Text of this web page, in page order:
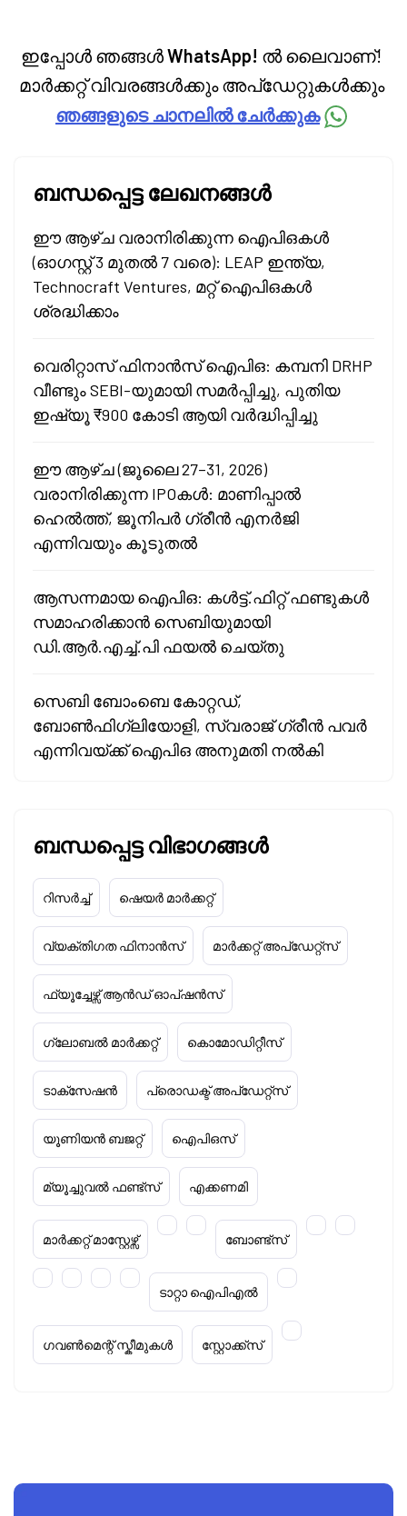
ഇപ്പോൾ ഞങ്ങൾWhatsApp! ൽ ലൈവാണ്!
മാർക്കറ്റ് വിവരങ്ങൾക്കും അപ്‌ഡേറ്റുകൾക്കും
ഞങ്ങളുടെ ചാനലിൽ ചേർക്കുക
ബന്ധപ്പെട്ട ലേഖനങ്ങൾ
ഈ ആഴ്ച വരാനിരിക്കുന്ന ഐപിഒകൾ
(ഓഗസ്റ്റ് 3 മുതൽ 7 വരെ): LEAP ഇന്ത്യ,
Technocraft Ventures, മറ്റ് ഐപിഒകൾ
ശ്രദ്ധിക്കാം
വെരിറ്റാസ് ഫിനാൻസ് ഐപിഒ: കമ്പനി DRHP
വീണ്ടും SEBI-യുമായി സമർപ്പിച്ചു, പുതിയ
ഇഷ്യൂ ₹900 കോടി ആയി വർദ്ധിപ്പിച്ചു
ഈ ആഴ്ച (ജൂലൈ 27–31, 2026)
വരാനിരിക്കുന്ന IPOകൾ: മാണിപ്പാൽ
ഹെൽത്ത്, ജൂനിപർ ഗ്രീൻ എനർജി
എന്നിവയും കൂടുതൽ
ആസന്നമായ ഐപിഒ: കൾട്ട്.ഫിറ്റ് ഫണ്ടുകൾ
സമാഹരിക്കാൻ സെബിയുമായി
ഡി.ആർ.എച്ച്.പി ഫയൽ ചെയ്തു
സെബി ബോംബെ കോറ്റഡ്,
ബോൺഫിഗ്ലിയോളി, സ്വരാജ് ഗ്രീൻ പവർ
എന്നിവയ്ക്ക് ഐപിഒ അനുമതി നൽകി
ബന്ധപ്പെട്ട വിഭാഗങ്ങൾ
റിസർച്ച് ഷെയർ മാർക്കറ്റ്
വ്യക്തിഗത ഫിനാൻസ് മാർക്കറ്റ് അപ്‌ഡേറ്റ്സ്
ഫ്യൂച്ചേഴ്സ് ആൻഡ് ഓപ്ഷൻസ്
ഗ്ലോബൽ മാർക്കറ്റ് കൊമോഡിറ്റീസ്
ടാക്‌സേഷൻ പ്രൊഡക്ട് അപ്‌ഡേറ്റ്സ്
യൂണിയൻ ബജറ്റ് ഐപിഒസ്
മ്യൂച്ചുവൽ ഫണ്ട്സ് എക്കണമി
മാർക്കറ്റ് മാസ്റ്റേഴ്സ് ബോണ്ട്സ്
ടാറ്റാ ഐപിഎൽ
ഗവൺമെന്റ് സ്കീമുകൾ സ്റ്റോക്ക്‌സ്